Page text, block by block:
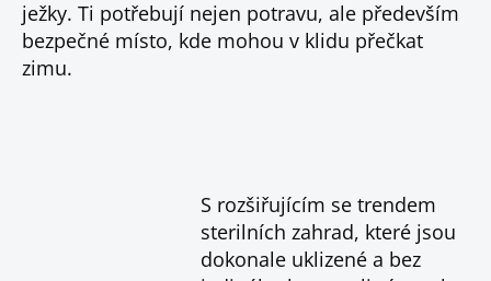
ježky. Ti potřebují nejen potravu, ale především
bezpečné místo, kde mohou v klidu přečkat
zimu.
S rozšiřujícím se trendem
sterilních zahrad, které jsou
dokonale uklizené a bez